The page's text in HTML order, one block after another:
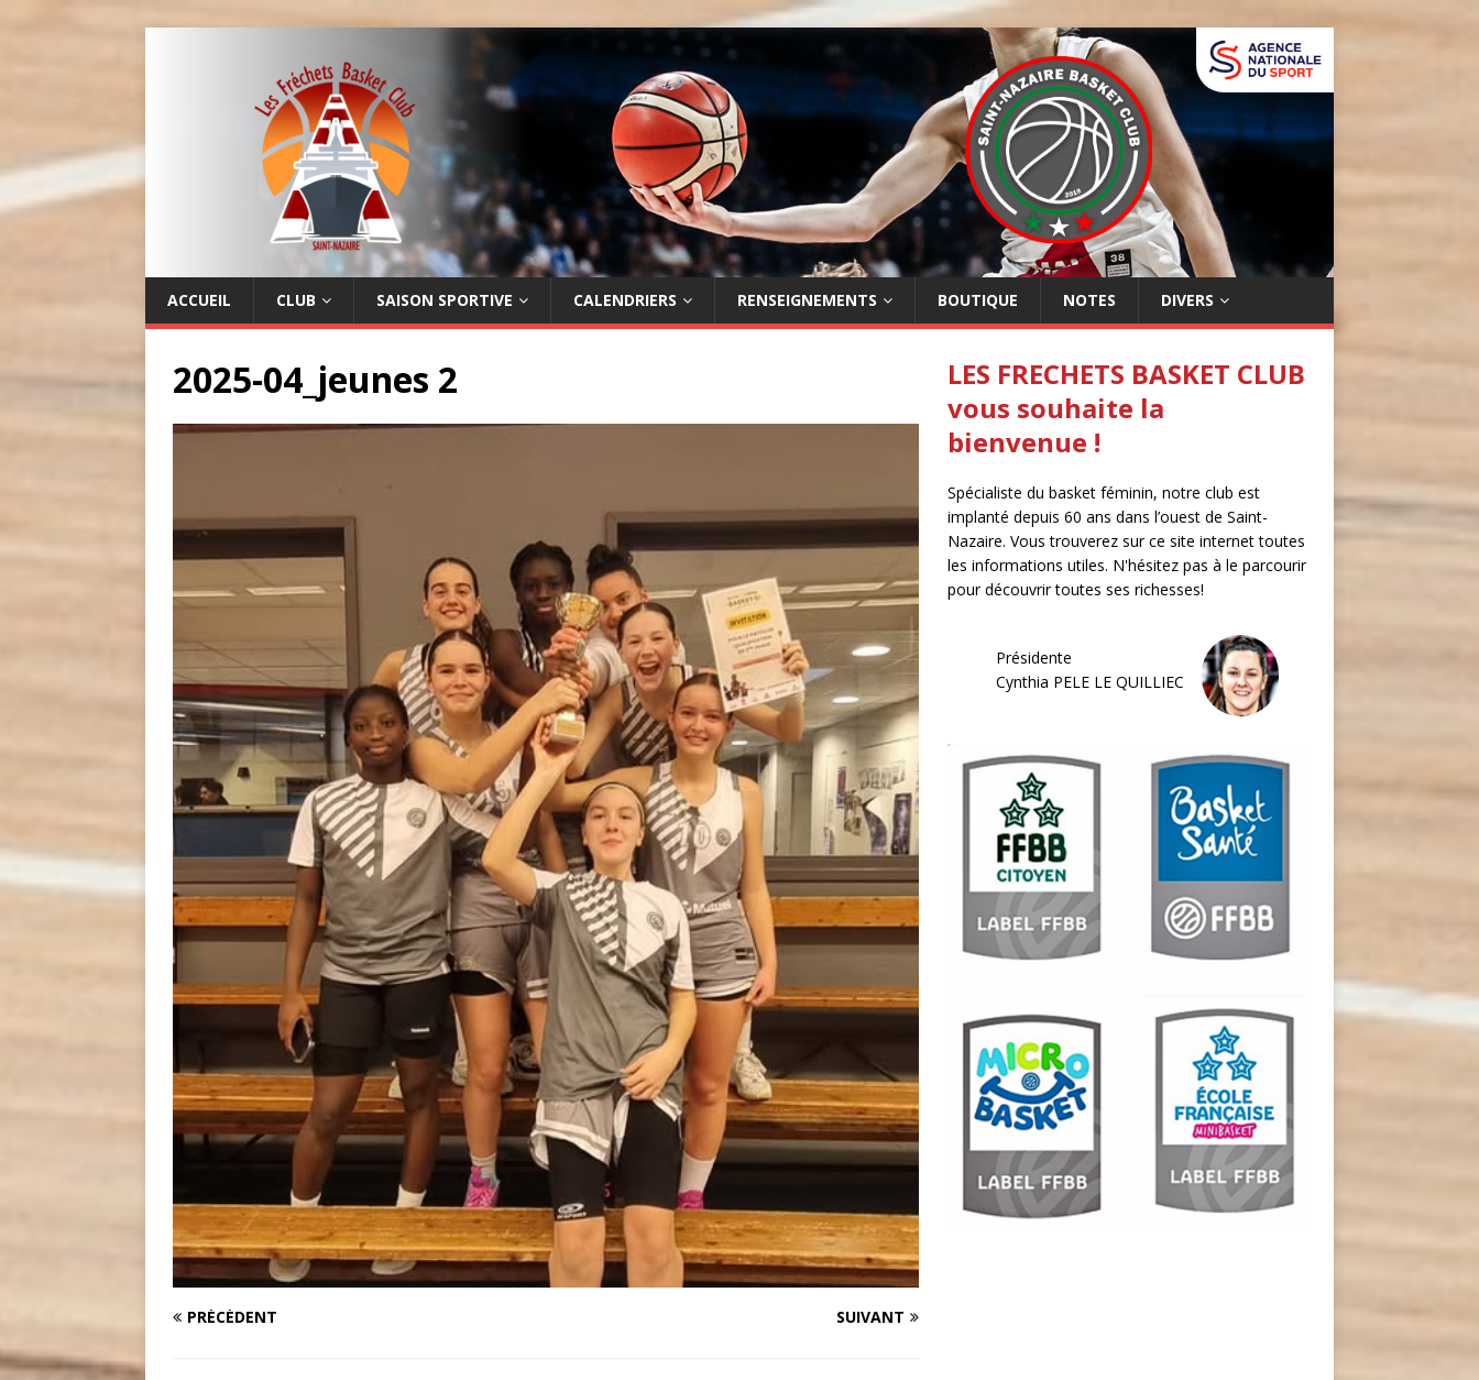
LES FRÉCHETS
BASKET CLUB
ACCUEIL CLUB SAISON SPORTIVE CALENDRIERS RENSEIGNEMENTS BOUTIQUE NOTES DIVERS
2025-04_jeunes 2
PRÉCÉDENT SUIVANT
LES FRECHETS BASKET CLUB
vous souhaite la
bienvenue !
Spécialiste du basket féminin, notre club est
implanté depuis 60 ans dans l’ouest de Saint-
Nazaire. Vous trouverez sur ce site internet toutes
les informations utiles. N'hésitez pas à le parcourir
pour découvrir toutes ses richesses!
Présidente
Cynthia PELE LE QUILLIEC